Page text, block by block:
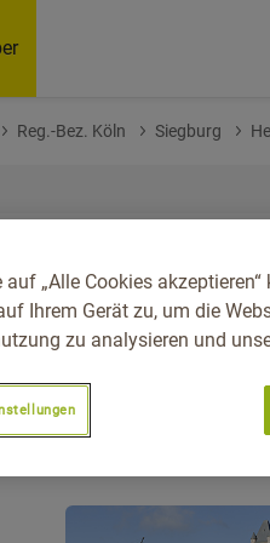
Reg.-Bez. Köln Siegburg
50.80
Unsere bei
auf „Alle Cookies
Ihrem Gerät zu, um die
zu analysieren und